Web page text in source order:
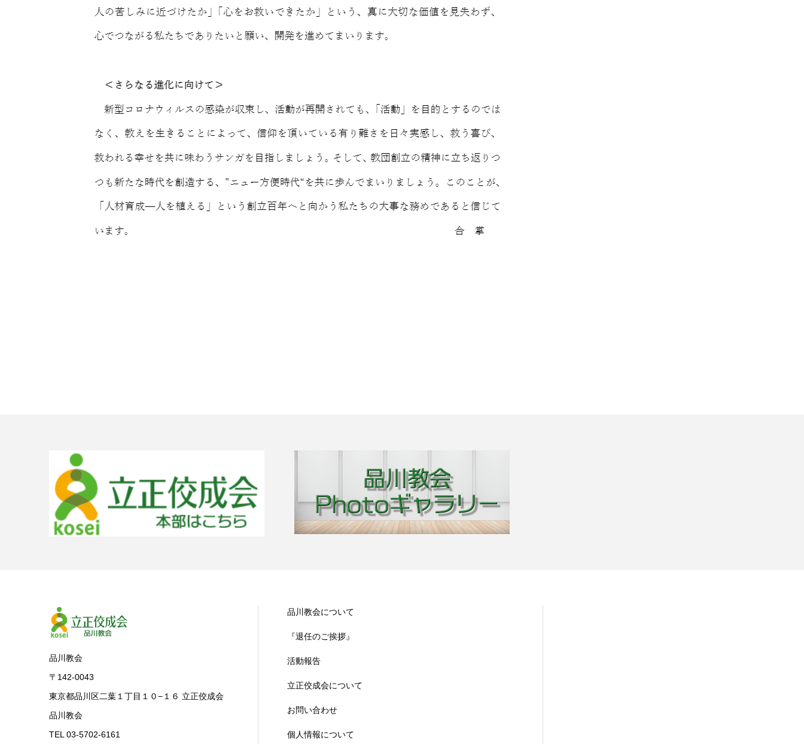
品川教会
〒142-0043
東京都品川区二葉１丁目１０−１６ 立正佼成会
品川教会
TEL 03-5702-6161
品川教会について
『退任のご挨拶』
活動報告
立正佼成会について
お問い合わせ
個人情報について